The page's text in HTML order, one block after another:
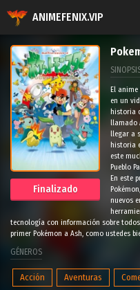
ANIMEFENIX.VIP
Finalizado
El
en un
historia
llamado
llegar a
historia
este
Pueblo
En este
nuevos
tecnología con información sobre
primer Pokémon a Ash, como ustedes
GÉNEROS
Acción Aventuras